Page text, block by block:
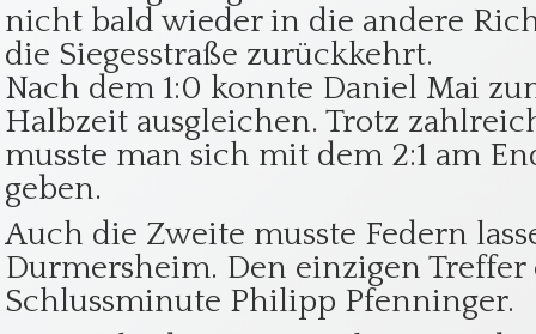
nicht bald wieder in die andere
die Siegesstraße zurückkehrt.
Nach dem 1:0 konnte Daniel Mai
Halbzeit ausgleichen. Trotz
musste man sich mit dem 2:1 am
geben.
Auch die Zweite musste Federn
Durmersheim. Den einzigen
Schlussminute Philipp Pfenninger.